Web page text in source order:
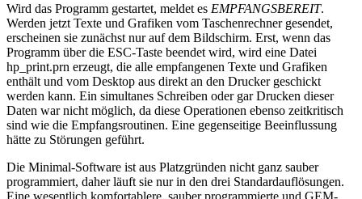
Wird das Programm gestartet, meldet es EMPFANGSBEREIT.
Werden jetzt Texte und Grafiken vom Taschenrechner gesendet,
erscheinen sie zunächst nur auf dem Bildschirm. Erst, wenn das
Programm über die ESC-Taste beendet wird, wird eine Datei
hp_print.prn erzeugt, die alle empfangenen Texte und Grafiken
enthält und vom Desktop aus direkt an den Drucker geschickt
werden kann. Ein simultanes Schreiben oder gar Drucken dieser
Daten war nicht möglich, da diese Operationen ebenso zeitkritisch
sind wie die Empfangsroutinen. Eine gegenseitige Beeinflussung
hätte zu Störungen geführt.
Die Minimal-Software ist aus Platzgründen nicht ganz sauber
programmiert, daher läuft sie nur in den drei Standardauflösungen.
Eine wesentlich komfortablere, sauber programmierte und GEM-